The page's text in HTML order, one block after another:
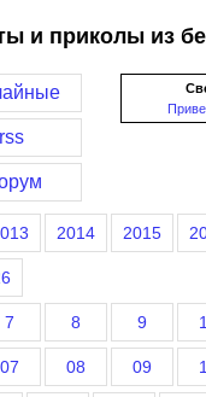
и приколы из
rss
2014 2015
7 8 9
07 08 09